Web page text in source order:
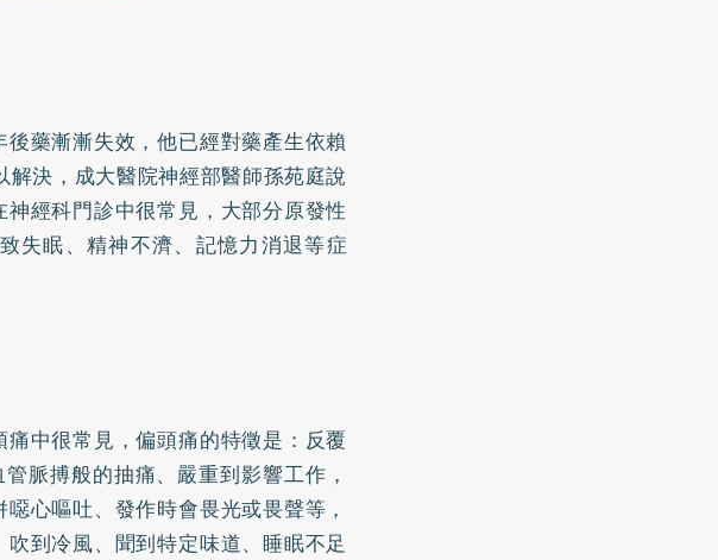
藥漸漸失效，他已經對藥產生依賴
決，成大醫院神經部醫師孫苑庭說
經科門診中很常見，大部分原發性
失眠、精神不濟、記憶力消退等症
中很常見，偏頭痛的特徵是：反覆
脈搏般的抽痛、嚴重到影響工作，
心嘔吐、發作時會畏光或畏聲等，
到冷風、聞到特定味道、睡眠不足